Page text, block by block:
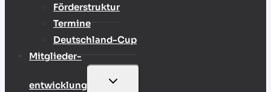
Förderstruktur
Termine
Deutschland-Cup
Mitglieder-
entwicklung
UNTERMENÜ